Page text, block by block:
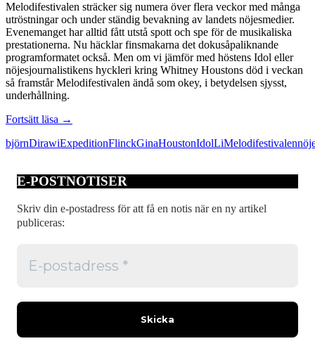
Melodifestivalen sträcker sig numera över flera veckor med många
utröstningar och under ständig bevakning av landets nöjesmedier.
Evenemanget har alltid fått utstå spott och spe för de musikaliska
prestationerna. Nu häcklar finsmakarna det dokusåpaliknande
programformatet också. Men om vi jämför med höstens Idol eller
nöjesjournalistikens hyckleri kring Whitney Houstons död i veckan
så framstår Melodifestivalen ändå som okey, i betydelsen sjysst,
underhållning.
Fortsätt läsa Till
försvar
→
björnDirawiExpeditionFlinckGinaHoustonIdolLiMelodifestivalen
E-POSTNOTISER
Skriv din e-postadress för att få en notis när en ny artikel
publiceras: